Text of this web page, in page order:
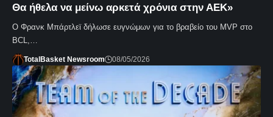
Θα ήθελα να μείνω αρκετά χρόνια στην ΑΕΚ»
Ο Φρανκ Μπάρτλεϊ δήλωσε ευγνώμων για το βραβείο του MVP στο
ΒCL,…
TotalBasket Newsroom 08/05/2026